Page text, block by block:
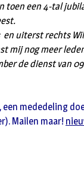
een 4-tal
en uiterst rechts
mij nog meer
de dienst van
een mededeling
Mailen maar!